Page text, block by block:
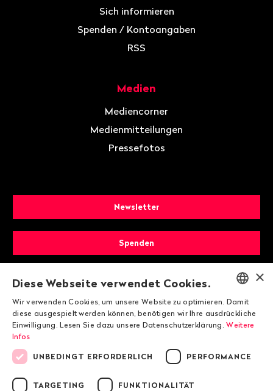
Sich informieren
Spenden / Kontoangaben
RSS
Medien
Mediencorner
Medienmitteilungen
Pressefotos
Newsletter
Spenden
Mitglied werden
ENGLISH
DEUTSCH
×
Diese Webseite verwendet Cookies.
Wir verwenden Cookies, um unsere Website zu optimieren. Damit
diese ausgespielt werden können, benötigen wir Ihre ausdrückliche
Einwilligung. Lesen Sie dazu unsere Datenschutzerklärung. Weitere
Infos
UNBEDINGT ERFORDERLICH PERFORMANCE
TARGETING FUNKTIONALITÄT